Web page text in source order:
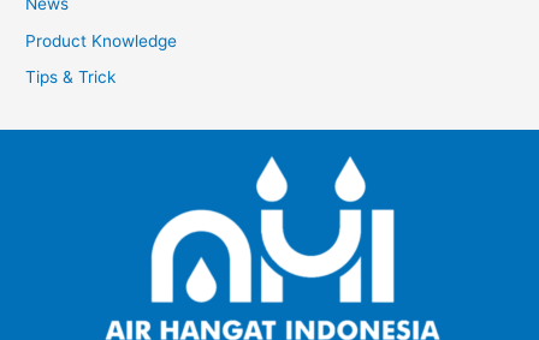
News
Product Knowledge
Tips & Trick